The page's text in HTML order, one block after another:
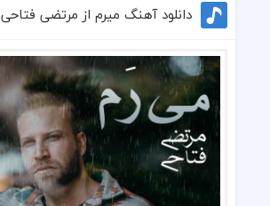
دانلود آهنگ میرم از مرتضی فتاحی